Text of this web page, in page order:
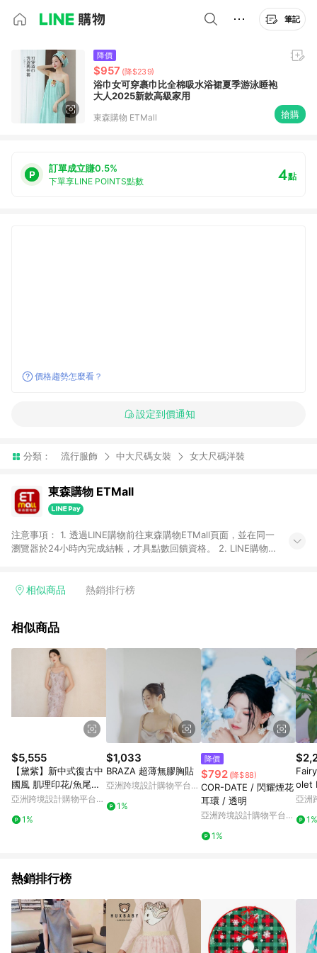
筆記
降價
$957 (降$239)
浴巾女可穿裹巾比全棉吸水浴裙夏季游泳睡袍
大人2025新款高級家用
東森購物 ETMall 搶購
訂單成立賺0.5%
下單享LINE POINTS點數 4點
價格趨勢怎麼看？
設定到價通知
分類： 流行服飾 中大尺碼女裝 女大尺碼洋裝
東森購物 ETMall
注意事項： 1. 透過LINE購物前往東森購物ETMall頁面，並在同一
瀏覽器於24小時內完成結帳，才具點數回饋資格。 2. LINE購物
單，皆不在點數回饋範圍內。 3. 如購買以下類別商品，將無法獲
球嚴選、商城、專案商品、「草莓網」全館商品。 4. 如取消訂
回饋。 5. 點數回饋會扣除所有折扣優惠後之最終發票金額計算，
實際回饋請依LINE購物通知為主。 6. 訂單如有使用東森購物
ETMall站內之折扣優惠(包含但不限於東森幣、樂透金、東森現金
券等)，不具點數回饋資格。詳細請依東森購物ETMall之結帳頁面
顯示為準。 7. LINE購物設有「單一商品最高回饋點數」機制(特
殊活動時開放「回饋無上限」)，以同一訂單中同一商品不論件數
計算，並依訂單成立時間當下LINE購物所設定的回饋機制為準。
8. LINE購物為購物資訊整合性平台，商品資料更新會有時間差，
如顯示之商品規格、顏色、價位、贈品與東森購物ETMall銷售網
頁不符，以銷售網頁標示為準。 9. 若有贈點爭議，請務必於訂單
日期+180天以內至LINE購物客服洽詢；若超過180天(含)以上進
行申訴，恕無法贈點回饋。 10. 部分點數紅包僅限指定商品使
用，或不適用於無回饋商品。各點數紅包之適用商品與使用條件
相似商品 熱銷排行榜
相似商品
$5,555
【黛紫】新中式復古中
國風 肌理印花/魚尾洋
裝
亞洲跨境設計購物平台
1%
$1,033
BRAZA 超薄無膠胸貼
亞洲跨境設計購物平台
1%
降價
$792 (降$88)
COR-DATE / 閃耀煙花
耳環 / 透明
亞洲跨境設計購物平台
1%
olet
亞洲
1%
熱銷排行榜